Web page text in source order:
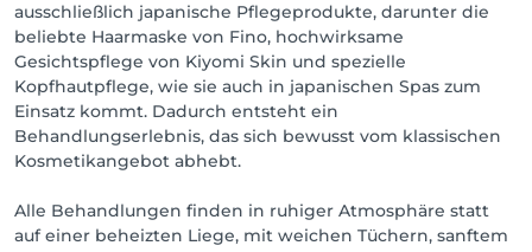
ausschließlich japanische Pflegeprodukte, darunter die
beliebte Haarmaske von Fino, hochwirksame
Gesichtspflege von Kiyomi Skin und spezielle
Kopfhautpflege, wie sie auch in japanischen Spas zum
Einsatz kommt. Dadurch entsteht ein
Behandlungserlebnis, das sich bewusst vom klassischen
Kosmetikangebot abhebt.
Alle Behandlungen finden in ruhiger Atmosphäre statt
auf einer beheizten Liege, mit weichen Tüchern, sanftem